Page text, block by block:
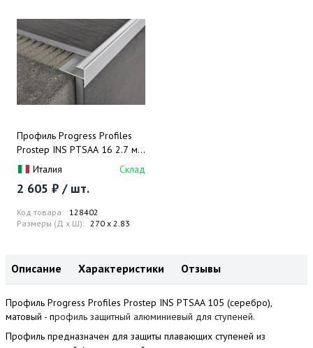
Профиль Progress Profiles
Prostep INS PTSAA 16 2.7 м.
(серебро), матовый
Италия Склад
2 605 ₽ / шт.
Код товара: 128402
Размеры (Д x Ш): 270 x 2.83
Описание Характеристики Отзывы
Профиль Progress Profiles Prostep INS PTSAA 105 (серебро),
матовый - профиль защитный алюминиевый для ступеней.
Профиль предназначен для защиты плавающих ступеней из